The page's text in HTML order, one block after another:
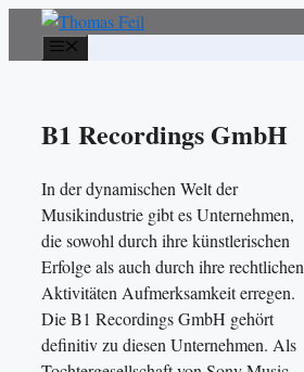
B1 Recordings GmbH
In der dynamischen Welt der
Musikindustrie gibt es Unternehmen,
die sowohl durch ihre künstlerischen
Erfolge als auch durch ihre rechtlichen
Aktivitäten Aufmerksamkeit erregen.
Die B1 Recordings GmbH gehört
definitiv zu diesen Unternehmen. Als